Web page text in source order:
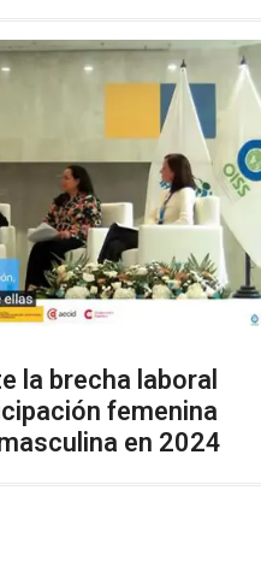
la brecha laboral
femenina
en 2024